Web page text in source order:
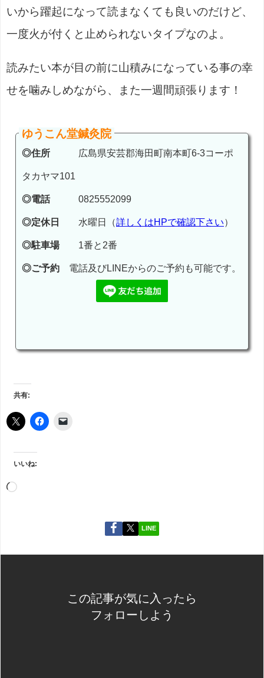
いから躍起になって読まなくても良いのだけど、
一度火が付くと止められないタイプなのよ。
読みたい本が目の前に山積みになっている事の幸
せを噛みしめながら、また一週間頑張ります！
ゆうこん堂鍼灸院
◎住所 広島県安芸郡海田町南本町6-3コーポ
タカヤマ101
◎電話0825552099
◎定休日 水曜日（詳しくはHPで確認下さい）
◎駐車場1番と2番
◎ご予約 電話及びLINEからのご予約も可能です。
共有:
いいね:
LINE
この記事が気に入ったら
フォローしよう